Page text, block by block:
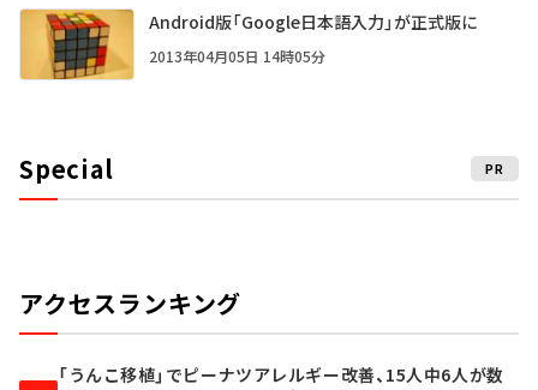
Android版「Google日本語入力」が正式版に
2013年04月05日 14時05分
Special PR
アクセスランキング
「うんこ移植」でピーナツアレルギー改善、15人中6人が数